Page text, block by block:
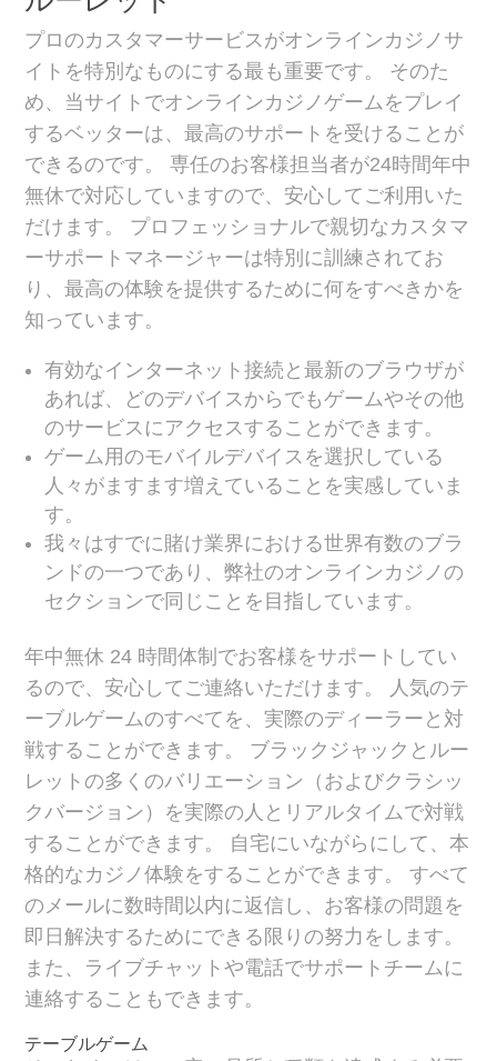
プロのカスタマーサービスがオンラインカジノサ
イトを特別なものにする最も重要です。 そのた
め、当サイトでオンラインカジノゲームをプレイ
するベッターは、最高のサポートを受けることが
できるのです。 専任のお客様担当者が24時間年中
無休で対応していますので、安心してご利用いた
だけます。 プロフェッショナルで親切なカスタマ
ーサポートマネージャーは特別に訓練されてお
り、最高の体験を提供するために何をすべきかを
知っています。
有効なインターネット接続と最新のブラウザが
あれば、どのデバイスからでもゲームやその他
のサービスにアクセスすることができます。
ゲーム用のモバイルデバイスを選択している
人々がますます増えていることを実感していま
す。
我々はすでに賭け業界における世界有数のブラ
ンドの一つであり、弊社のオンラインカジノの
セクションで同じことを目指しています。
年中無休 24 時間体制でお客様をサポートしてい
るので、安心してご連絡いただけます。 人気のテ
ーブルゲームのすべてを、実際のディーラーと対
戦することができます。 ブラックジャックとルー
レットの多くのバリエーション（およびクラシッ
クバージョン）を実際の人とリアルタイムで対戦
することができます。 自宅にいながらにして、本
格的なカジノ体験をすることができます。 すべて
のメールに数時間以内に返信し、お客様の問題を
即日解決するためにできる限りの努力をします。
また、ライブチャットや電話でサポートチームに
連絡することもできます。
テーブルゲーム